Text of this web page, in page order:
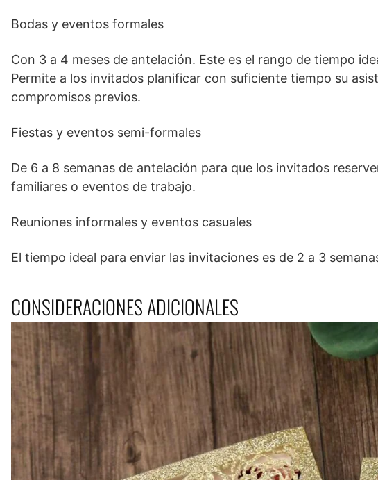
Bodas y eventos formales
Con 3 a 4 meses de antelación. Este es el rango de tiempo
Permite a los invitados planificar con suficiente tiempo su
compromisos previos.
Fiestas y eventos semi-formales
De 6 a 8 semanas de antelación para que los invitados
familiares o eventos de trabajo.
Reuniones informales y eventos casuales
El tiempo ideal para enviar las invitaciones es de 2 a 3
CONSIDERACIONES ADICIONALES